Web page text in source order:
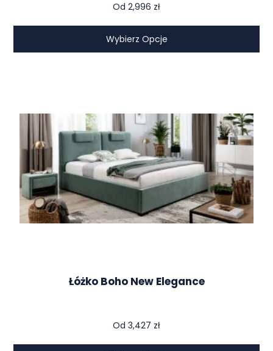
Od 2,996 zł
Wybierz Opcje
Łóżko Boho New Elegance
Od 3,427 zł